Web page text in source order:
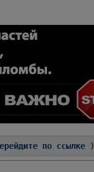
по ссылке)